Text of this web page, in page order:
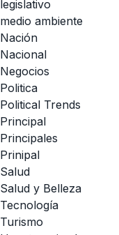
legislativo
medio ambiente
Nación
Nacional
Negocios
Politica
Political Trends
Principal
Principales
Prinipal
Salud
Salud y Belleza
Tecnología
Turismo